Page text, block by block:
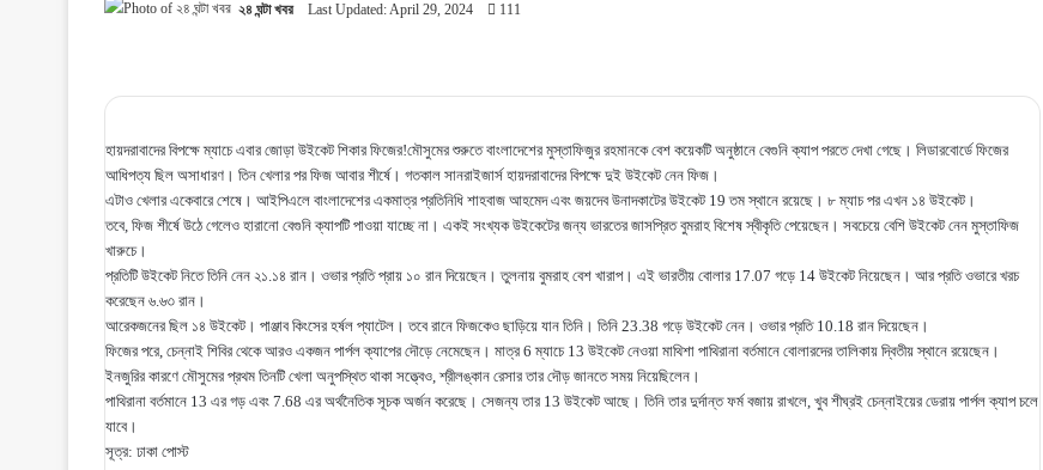
২৪ ঘন্টা খবর Last Updated: April 29, 2024 111
হায়দরাবাদের বিপক্ষে ম্যাচে এবার জোড়া উইকেট শিকার ফিজের!মৌসুমের শুরুতে বাংলাদেশের মুস্তাফিজুর রহমানকে বেশ কয়েকটি অনুষ্ঠানে বেগুনি ক্যাপ পরতে দেখা গেছে। লিডারবোর্ডে ফিজের
আধিপত্য ছিল অসাধারণ। তিন খেলার পর ফিজ আবার শীর্ষে। গতকাল সানরাইজার্স হায়দরাবাদের বিপক্ষে দুই উইকেট নেন ফিজ।
এটাও খেলার একেবারে শেষে। আইপিএলে বাংলাদেশের একমাত্র প্রতিনিধি শাহবাজ আহমেদ এবং জয়দেব উনাদকাটের উইকেট 19 তম স্থানে রয়েছে। ৮ ম্যাচ পর এখন ১৪ উইকেট।
তবে, ফিজ শীর্ষে উঠে গেলেও হারানো বেগুনি ক্যাপটি পাওয়া যাচ্ছে না। একই সংখ্যক উইকেটের জন্য ভারতের জাসপ্রিত বুমরাহ বিশেষ স্বীকৃতি পেয়েছেন। সবচেয়ে বেশি উইকেট নেন মুস্তাফিজ
খারুচে।
প্রতিটি উইকেট নিতে তিনি নেন ২১.১৪ রান। ওভার প্রতি প্রায় ১০ রান দিয়েছেন। তুলনায় বুমরাহ বেশ খারাপ। এই ভারতীয় বোলার 17.07 গড়ে 14 উইকেট নিয়েছেন। আর প্রতি ওভারে খরচ
করেছেন ৬.৬৩ রান।
আরেকজনের ছিল ১৪ উইকেট। পাঞ্জাব কিংসের হর্ষল প্যাটেল। তবে রানে ফিজকেও ছাড়িয়ে যান তিনি। তিনি 23.38 গড়ে উইকেট নেন। ওভার প্রতি 10.18 রান দিয়েছেন।
ফিজের পরে, চেন্নাই শিবির থেকে আরও একজন পার্পল ক্যাপের দৌড়ে নেমেছেন। মাত্র 6 ম্যাচে 13 উইকেট নেওয়া মাথিশা পাথিরানা বর্তমানে বোলারদের তালিকায় দ্বিতীয় স্থানে রয়েছেন।
ইনজুরির কারণে মৌসুমের প্রথম তিনটি খেলা অনুপস্থিত থাকা সত্ত্বেও, শ্রীলঙ্কান রেসার তার দৌড় জানতে সময় নিয়েছিলেন।
পাথিরানা বর্তমানে 13 এর গড় এবং 7.68 এর অর্থনৈতিক সূচক অর্জন করেছে। সেজন্য তার 13 উইকেট আছে। তিনি তার দুর্দান্ত ফর্ম বজায় রাখলে, খুব শীঘ্রই চেন্নাইয়ের ডেরায় পার্পল ক্যাপ চলে
যাবে।
সূত্র: ঢাকা পোস্ট